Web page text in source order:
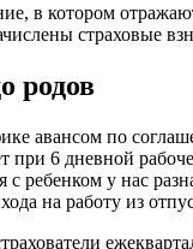
в котором
страховые
родов
авансом по
при 6 дневной
ребенком у нас
на работу из